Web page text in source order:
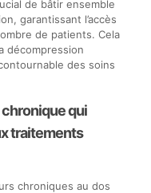
de bâtir ensemble
garantissant l’accès
de patients. Cela
décompression
des soins
qui
traitements
chroniques au dos